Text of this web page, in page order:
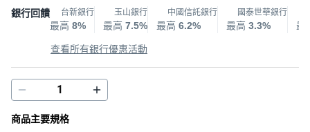
銀行回饋 台新銀行
最高 8%
玉山銀行
最高 7.5%
中國信託銀行
最高 6.2%
國泰世華銀行
最高 3.3% 最
查看所有銀行優惠活動
商品主要規格